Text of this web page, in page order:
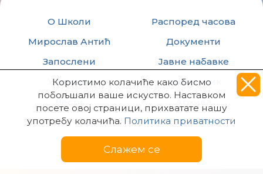
О Школи
Мирослав Антић
Запослени
Ученици
Вести
Такмичења
Распоред часова
Документи
Јавне набавке
есДневник
Архива
Контакт
Користимо колачиће како бисмо
побољшали ваше искуство. Наставком
посете овој страници, прихватате нашу
употребу колачића. Политика приватности
Слажем се